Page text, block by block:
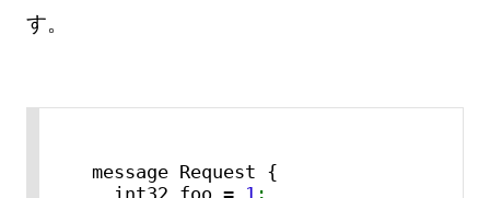
す。
message Request {
  int32 foo
= 1 ;